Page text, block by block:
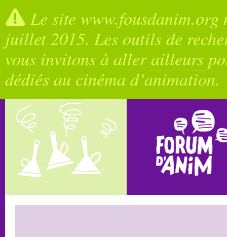
Le site
juillet 2015. Les outils de
vous invitons à allerailleurs
dédiés au cinéma d’animation.